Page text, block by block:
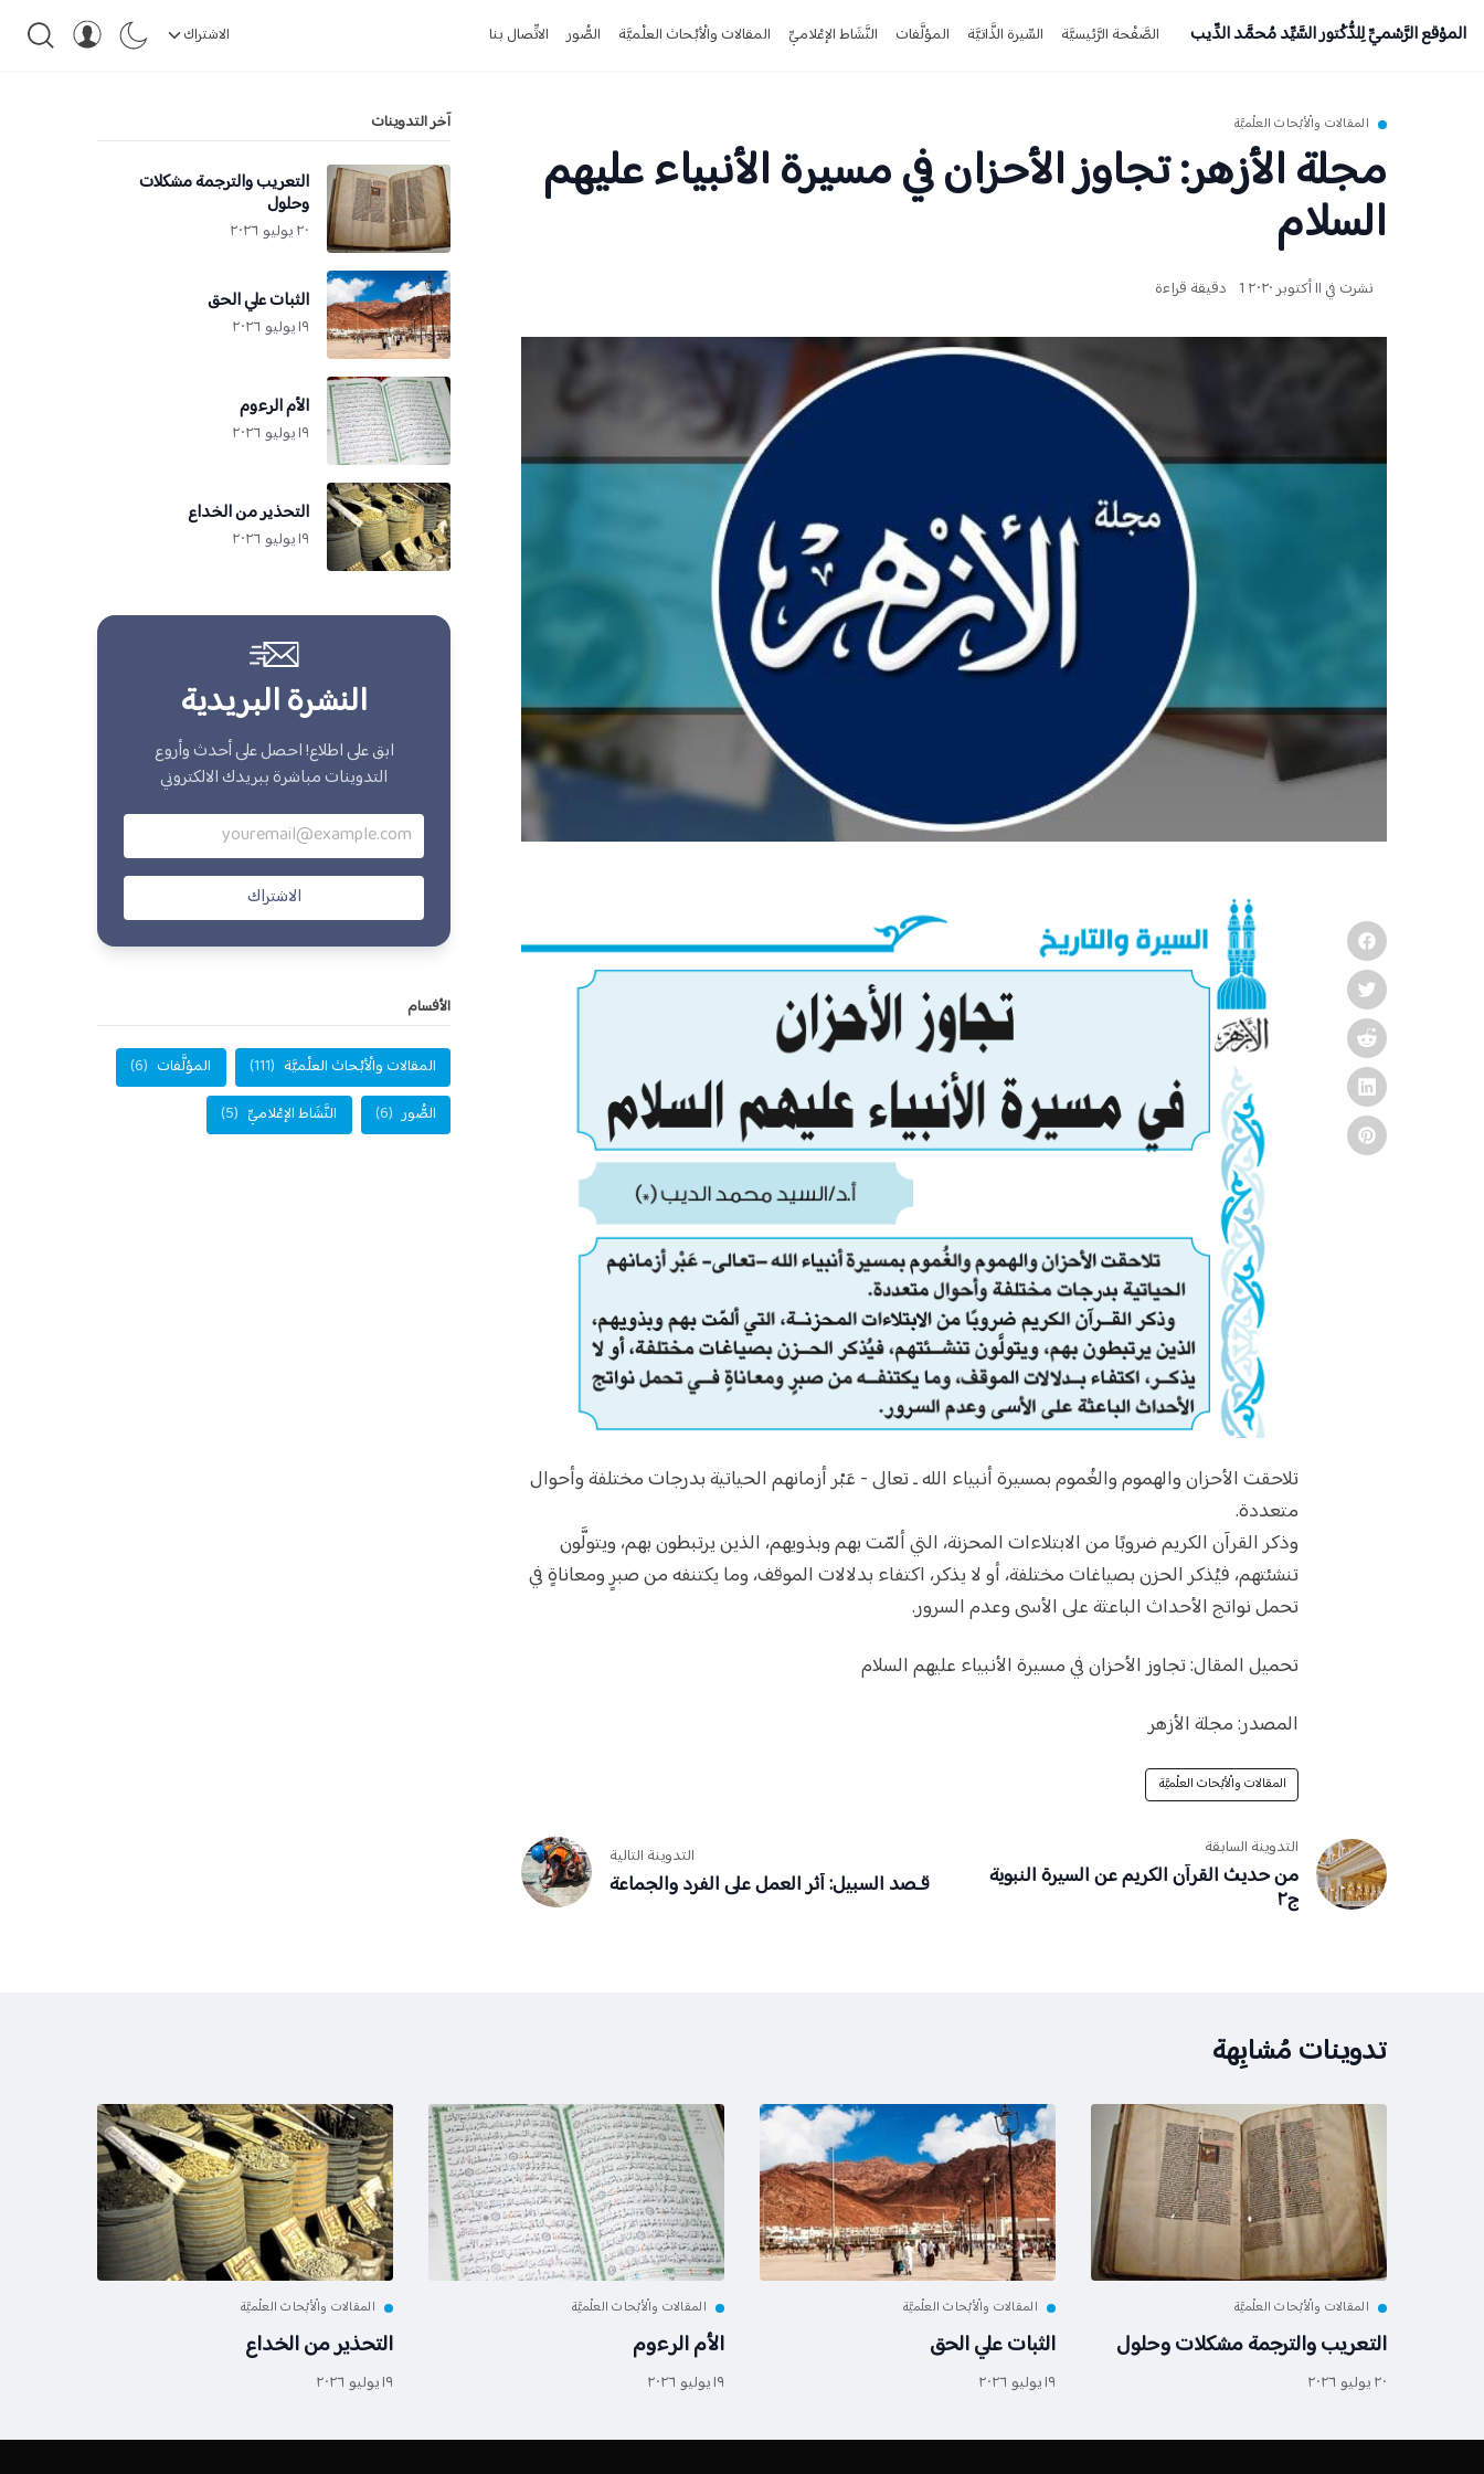
الموْقع الرَّسْميِّ لِلدُّكْتور السَّيِّد مُحمَّد الدِّيب الصَّفْحة الرَّئيسيَّة السِّيرة الذَّاتيَّة المؤلَّفات النَّشَاط الإعْلاميِّ المقالات والْأبْحاث العلْميَّة الصُّور الاتِّصال بنا الاشتراك
المقالات والْأبْحاث العلْميَّة
مجلة الأزهر: تجاوز الأحزان في مسيرة الأنبياء عليهم
السلام
نشرت في ١١ أكتوبر ٢٠٢٠ 1 دقيقة قراءة
تلاحقت الأحزان والهموم والغُموم بمسيرة أنبياء الله ـ تعالى - عَبْر أزمانهم الحياتية بدرجات مختلفة وأحوال
متعددة.
وذكر القرآن الكريم ضروبًا من الابتلاءات المحزنة، التي ألمّت بهم وبذويهم، الذين يرتبطون بهم، ويتولَّون
تنشئتهم، فيُذكر الحزن بصياغات مختلفة، أو لا يذكر، اكتفاء بدلالات الموقف، وما يكتنفه من صبرٍ ومعاناةٍ في
تحمل نواتج الأحداث الباعثة على الأسى وعدم السرور.
تحميل المقال:تجاوز الأحزان في مسيرة الأنبياء عليهم السلام
المصدر:مجلة الأزهر
المقالات والْأبْحاث العلْميَّة
التدوينة السابقة
من حديث القرآن الكريم عن السيرة النبوية
ج٢
التدوينة التالية
قـصد السبيل: أثر العمل على الفرد والجماعة
آخر التدوينات
التعريب والترجمة مشكلات
وحلول
٢٠ يوليو ٢٠٢٦
الثبات علي الحق
١٩ يوليو ٢٠٢٦
الأم الرءوم
١٩ يوليو ٢٠٢٦
التحذير من الخداع
١٩ يوليو ٢٠٢٦
النشرة البريدية
ابق على اطلاع! احصل على أحدث وأروع
التدوينات مباشرة ببريدك الالكتروني
الاشتراك
الأفسام
المقالات والْأبْحاث العلْميَّة (111) المؤلَّفات (6)
الصُّور (6) النَّشَاط الإعْلاميِّ (5)
تدوينات مُشابِهة
المقالات والْأبْحاث العلْميَّة
التعريب والترجمة مشكلات وحلول
٢٠ يوليو ٢٠٢٦
المقالات والْأبْحاث العلْميَّة
الثبات علي الحق
١٩ يوليو ٢٠٢٦
المقالات والْأبْحاث العلْميَّة
الأم الرءوم
١٩ يوليو ٢٠٢٦
المقالات والْأبْحاث العلْميَّة
التحذير من الخداع
١٩ يوليو ٢٠٢٦